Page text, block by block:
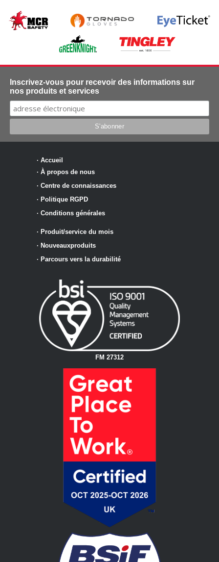
Inscrivez-vous pour recevoir des informations sur
nos produits et services
· Accueil
· À propos de nous
· Centre de connaissances
· Politique RGPD
· Conditions générales
· Produit/service du mois
· Nouveauxproduits
· Parcours vers la durabilité
FM 27312